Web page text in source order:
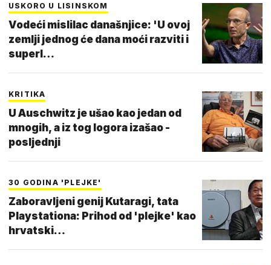
USKORO U LISINSKOM
Vodeći mislilac današnjice: 'U ovoj
zemlji jednog će dana moći razviti i
superl…
KRITIKA
U Auschwitz je ušao kao jedan od
mnogih, a iz tog logora izašao -
posljednji
30 GODINA 'PLEJKE'
Zaboravljeni genij Kutaragi, tata
Playstationa: Prihod od 'plejke' kao
hrvatski…